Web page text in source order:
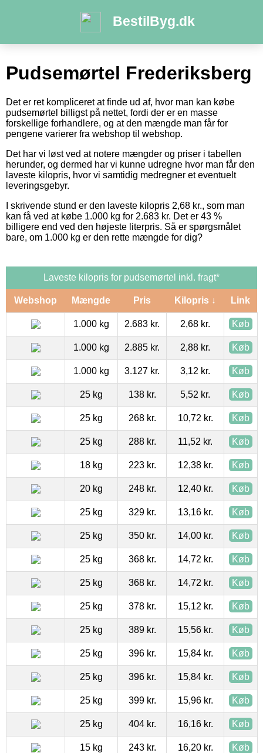
BestilByg.dk
Pudsemørtel Frederiksberg
Det er ret kompliceret at finde ud af, hvor man kan købe
pudsemørtel billigst på nettet, fordi der er en masse
forskellige forhandlere, og at den mængde man får for
pengene varierer fra webshop til webshop.
Det har vi løst ved at notere mængder og priser i tabellen
herunder, og dermed har vi kunne udregne hvor man får den
laveste kilopris, hvor vi samtidig medregner et eventuelt
leveringsgebyr.
I skrivende stund er den laveste kilopris 2,68 kr., som man
kan få ved at købe 1.000 kg for 2.683 kr. Det er 43 %
billigere end ved den højeste literpris. Så er spørgsmålet
bare, om 1.000 kg er den rette mængde for dig?
Laveste kilopris for pudsemørtel inkl. fragt*
Webshop Mængde Pris Kilopris ↓ Link
1.000 kg 2.683 kr. 2,68 kr. Køb
1.000 kg 2.885 kr. 2,88 kr. Køb
1.000 kg 3.127 kr. 3,12 kr. Køb
25 kg 138 kr. 5,52 kr. Køb
25 kg 268 kr. 10,72 kr. Køb
25 kg 288 kr. 11,52 kr. Køb
18 kg 223 kr. 12,38 kr. Køb
20 kg 248 kr. 12,40 kr. Køb
25 kg 329 kr. 13,16 kr. Køb
25 kg 350 kr. 14,00 kr. Køb
25 kg 368 kr. 14,72 kr. Køb
25 kg 368 kr. 14,72 kr. Køb
25 kg 378 kr. 15,12 kr. Køb
25 kg 389 kr. 15,56 kr. Køb
25 kg 396 kr. 15,84 kr. Køb
25 kg 396 kr. 15,84 kr. Køb
25 kg 399 kr. 15,96 kr. Køb
25 kg 404 kr. 16,16 kr. Køb
15 kg 243 kr. 16,20 kr. Køb